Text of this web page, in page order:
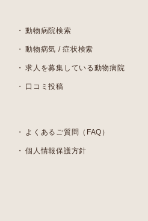
動物病院検索
動物病気 / 症状検索
求人を募集している動物病院
口コミ投稿
よくあるご質問（FAQ）
個人情報保護方針